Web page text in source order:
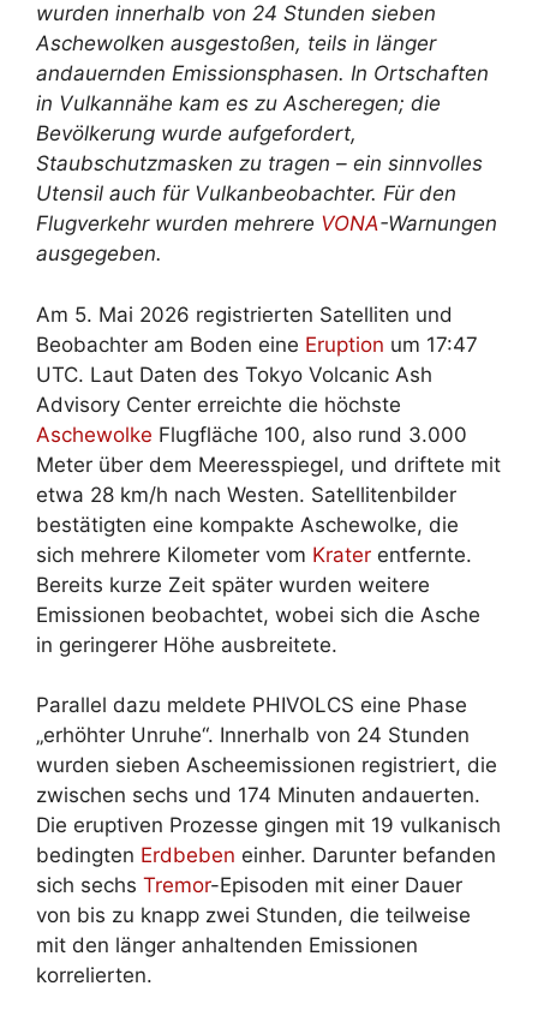
wurden innerhalb von 24 Stunden sieben
Aschewolken ausgestoßen, teils in länger
andauernden Emissionsphasen. In Ortschaften
in Vulkannähe kam es zu Ascheregen; die
Bevölkerung wurde aufgefordert,
Staubschutzmasken zu tragen – ein sinnvolles
Utensil auch für Vulkanbeobachter. Für den
Flugverkehr wurden mehrere VONA-Warnungen
ausgegeben.
Am 5. Mai 2026 registrierten Satelliten und
Beobachter am Boden eine Eruption um 17:47
UTC. Laut Daten des Tokyo Volcanic Ash
Advisory Center erreichte die höchste
Aschewolke Flugfläche 100, also rund 3.000
Meter über dem Meeresspiegel, und driftete mit
etwa 28 km/h nach Westen. Satellitenbilder
bestätigten eine kompakte Aschewolke, die
sich mehrere Kilometer vom Krater entfernte.
Bereits kurze Zeit später wurden weitere
Emissionen beobachtet, wobei sich die Asche
in geringerer Höhe ausbreitete.
Parallel dazu meldete PHIVOLCS eine Phase
„erhöhter Unruhe“. Innerhalb von 24 Stunden
wurden sieben Ascheemissionen registriert, die
zwischen sechs und 174 Minuten andauerten.
Die eruptiven Prozesse gingen mit 19 vulkanisch
bedingten Erdbeben einher. Darunter befanden
sich sechs Tremor-Episoden mit einer Dauer
von bis zu knapp zwei Stunden, die teilweise
mit den länger anhaltenden Emissionen
korrelierten.